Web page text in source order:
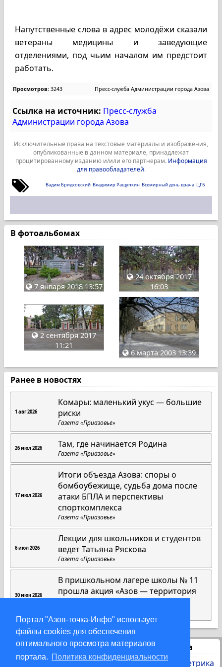
Портал "Азов-точка-Инфо" использует
файлы cookies для обеспечения
оптимального просмотра материалов
портала. Политика конфиденциальности
Напутственные слова в адрес молодёжи сказали
ветераны медицины и заведующие
отделениями, под чьим началом им предстоит
работать.
Просмотров: 3243 Пресс-служба Администрации города Азова
Ссылка на источник: Пресс-служба
Администрации города Азова
Исключительные права на текстовые материалы и изображения,
опубликованные в данном материале, принадлежат
процитированному изданию и/или его партнерам. Информация
для правообладателей.
Вадим Бридковский Владимир Ращупкин Всемирный день врача ЦГБ
В фотоальбомах
7 января 2018 13:57
24 октября 2017
16:03
2 сентября 2017
11:21
6 марта 2003 13:39
Ранее в новостях
1 авг 2026
Комары: маленький укус — большие
риски
Газета «Приазовье»
26 июл 2026 Там, где начинается Родина
Газета «Приазовье»
17 июл 2026
Итоги объезда Азова: споры о
бомбоубежище, судьба дома после
атаки БПЛА и перспективы
спорткомплекса
Газета «Приазовье»
6 июл 2026
Лекции для школьников и студентов
ведет Татьяна Ряскова
Газета «Приазовье»
30 июн 2026
В пришкольном лагере школы № 11
прошла акция «Азов — территория
Статистика